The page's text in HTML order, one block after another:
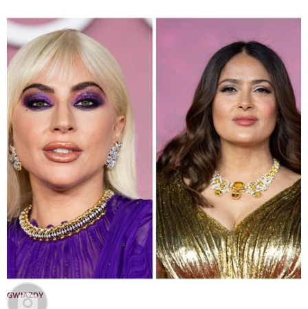
GWIAZDY